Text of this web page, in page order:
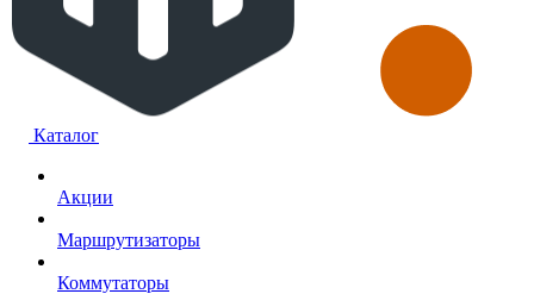
Каталог
Акции
Маршрутизаторы
Коммутаторы